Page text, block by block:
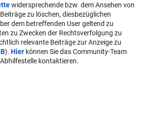
widersprechende bzw. dem Ansehen von
zu löschen, diesbezüglichen
dem betreffenden User geltend zu
zu Zwecken der Rechtsverfolgung zu
relevante Beiträge zur Anzeige zu
). Hier können Sie das Community-Team
kontaktieren.